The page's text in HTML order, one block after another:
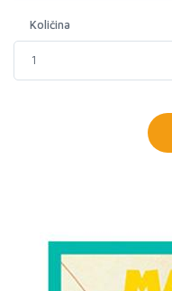
Količina